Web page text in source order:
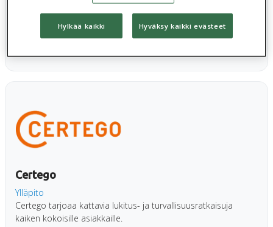
Lue lisää >>
Certego
Ylläpito
Certego tarjoaa kattavia lukitus- ja turvallisuusratkaisuja
kaiken kokoisille asiakkaille.
Hylkää kaikki Hyväksy kaikki evästeet